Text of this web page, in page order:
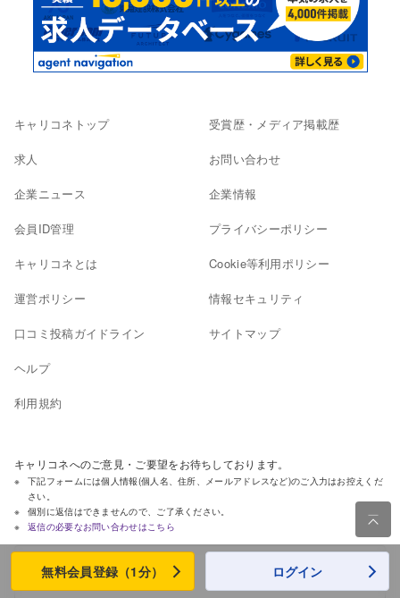
キャリコネトップ
求人
企業ニュース
会員ID管理
キャリコネとは
運営ポリシー
口コミ投稿ガイドライン
ヘルプ
利用規約
受賞歴・メディア掲載歴
お問い合わせ
企業情報
プライバシーポリシー
Cookie等利用ポリシー
情報セキュリティ
サイトマップ
キャリコネへのご意見・ご要望をお待ちしております。
下記フォームには個人情報(個人名、住所、メールアドレスなど)のご入力はお控えくだ
さい。
個別に返信はできませんので、ご了承ください。
返信の必要なお問い合わせはこちら

無料会員登録（1分） ログイン